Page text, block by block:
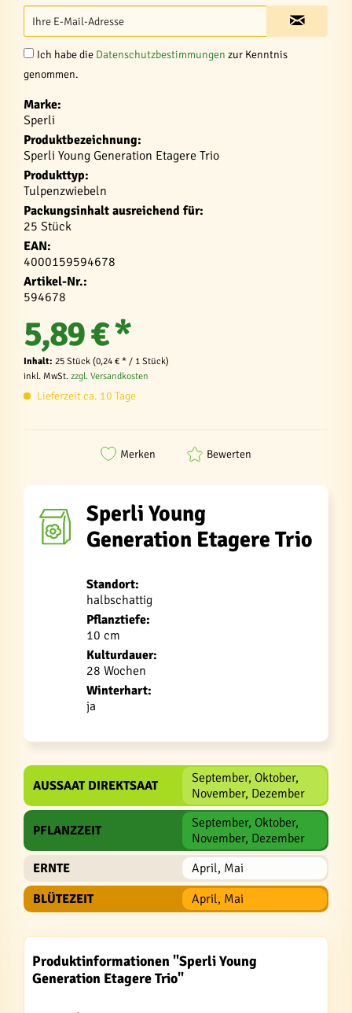
Ich habe die Datenschutzbestimmungen zur Kenntnis
genommen.
Marke:
Sperli
Produktbezeichnung:
Sperli Young Generation Etagere Trio
Produkttyp:
Tulpenzwiebeln
Packungsinhalt ausreichend für:
25 Stück
EAN:
4000159594678
Artikel-Nr.:
594678
5,89 € *
Inhalt: 25 Stück (0,24 € * / 1 Stück)
inkl. MwSt. zzgl. Versandkosten
Lieferzeit ca. 10 Tage
Merken Bewerten
Sperli Young
Generation Etagere Trio
Standort:
halbschattig
Pflanztiefe:
10 cm
Kulturdauer:
28 Wochen
Winterhart:
ja
AUSSAAT DIREKTSAAT
September, Oktober,
November, Dezember
PFLANZZEIT
September, Oktober,
November, Dezember
ERNTE
April, Mai
BLÜTEZEIT
April, Mai
Produktinformationen "Sperli Young
Generation Etagere Trio"